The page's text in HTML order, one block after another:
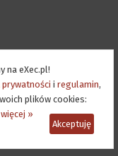
na eXec.pl!
i regulamin,
plików cookies:
»
Akceptuję